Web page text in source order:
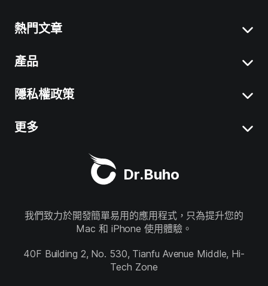
Dr.Buho
我們致力於開發簡單易用的應用程式，只為提升您的
Mac 和 iPhone 使用體驗。
40F Building 2, No. 530, Tianfu Avenue Middle, Hi-
Tech Zone
熱門文章
Mac 「系統資料」刪除
移除 Mac 應用程式
產品
BuhoCleaner
BuhoUnlocker
BuhoLaunchpad
隱私權政策
服務條款
更多
商店
關注我們